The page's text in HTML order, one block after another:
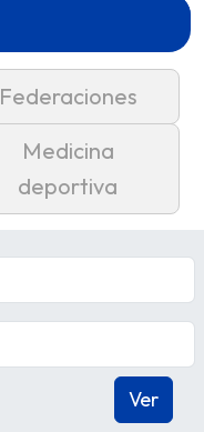
Federaciones
Medicina
deportiva